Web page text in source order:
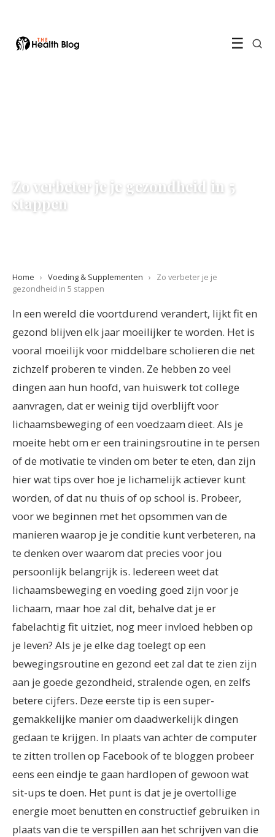
☰
Zo verbeter je je gezondheid in 5
stappen
Home › Voeding & Supplementen ›
Zo verbeter je je
gezondheid in 5 stappen
In een wereld die voortdurend verandert, lijkt fit en
gezond blijven elk jaar moeilijker te worden. Het is
vooral moeilijk voor middelbare scholieren die net
zichzelf proberen te vinden. Ze hebben zo veel
dingen aan hun hoofd, van huiswerk tot college
aanvragen, dat er weinig tijd overblijft voor
lichaamsbeweging of een voedzaam dieet. Als je
moeite hebt om er een trainingsroutine in te persen
of de motivatie te vinden om beter te eten, dan zijn
hier wat tips over hoe je lichamelijk actiever kunt
worden, of dat nu thuis of op school is. Probeer,
voor we beginnen met het opsommen van de
manieren waarop je je conditie kunt verbeteren, na
te denken over waarom dat precies voor jou
persoonlijk belangrijk is. Iedereen weet dat
lichaamsbeweging en voeding goed zijn voor je
lichaam, maar hoe zal dit, behalve dat je er
fabelachtig fit uitziet, nog meer invloed hebben op
je leven? Als je je elke dag toelegt op een
bewegingsroutine en gezond eet zal dat te zien zijn
aan je goede gezondheid, stralende ogen, en zelfs
betere cijfers. Deze eerste tip is een super-
gemakkelijke manier om daadwerkelijk dingen
gedaan te krijgen. In plaats van achter de computer
te zitten trollen op Facebook of te bloggen probeer
eens een eindje te gaan hardlopen of gewoon wat
sit-ups te doen. Het punt is dat je je overtollige
energie moet benutten en constructief gebruiken in
plaats van die te verspillen aan het schrijven van die